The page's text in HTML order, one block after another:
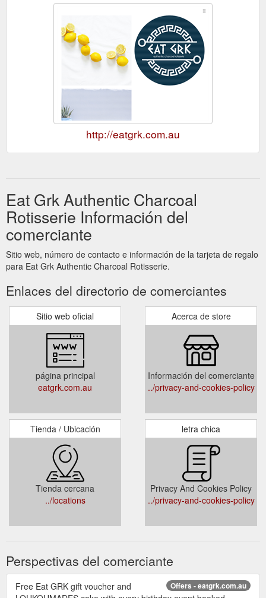
http://eatgrk.com.au
Eat Grk Authentic Charcoal
Rotisserie Información del
comerciante
Sitio web, número de contacto e información de la tarjeta de regalo
para Eat Grk Authentic Charcoal Rotisserie.
Enlaces del directorio de comerciantes
Sitio web oficial
página principal
eatgrk.com.au
Acerca de store
Información del comerciante
../privacy-and-cookies-policy
Tienda / Ubicación
Tienda cercana
../locations
letra chica
Privacy And Cookies Policy
../privacy-and-cookies-policy
Perspectivas del comerciante
Offers - eatgrk.com.au
Free Eat GRK gift voucher and